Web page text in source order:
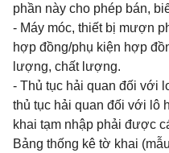
phần này cho phép bán,
- Máy móc, thiết bị mượn
hợp đồng/phụ kiện hợp
lượng, chất lượng.
- Thủ tục hải quan đối với
thủ tục hải quan đối với lô
khai tạm nhập phải được
Bảng thống kê tờ khai